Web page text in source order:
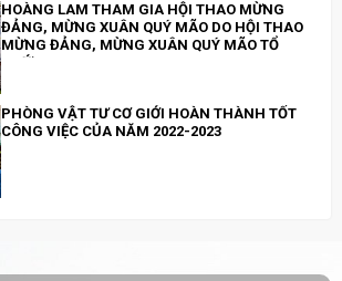
HOÀNG LAM THAM GIA HỘI THAO MỪNG
ĐẢNG, MỪNG XUÂN QUÝ MÃO DO HỘI THAO
MỪNG ĐẢNG, MỪNG XUÂN QUÝ MÃO TỔ
CHỨC
PHÒNG VẬT TƯ CƠ GIỚI HOÀN THÀNH TỐT
CÔNG VIỆC CỦA NĂM 2022-2023